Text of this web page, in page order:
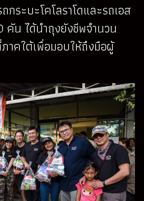
กระบะโคโลราโดและรถเอส
คัน ได้นำถุงยังชีพจำนวน
าคใต้เพื่อมอบให้ถึงมือผู้